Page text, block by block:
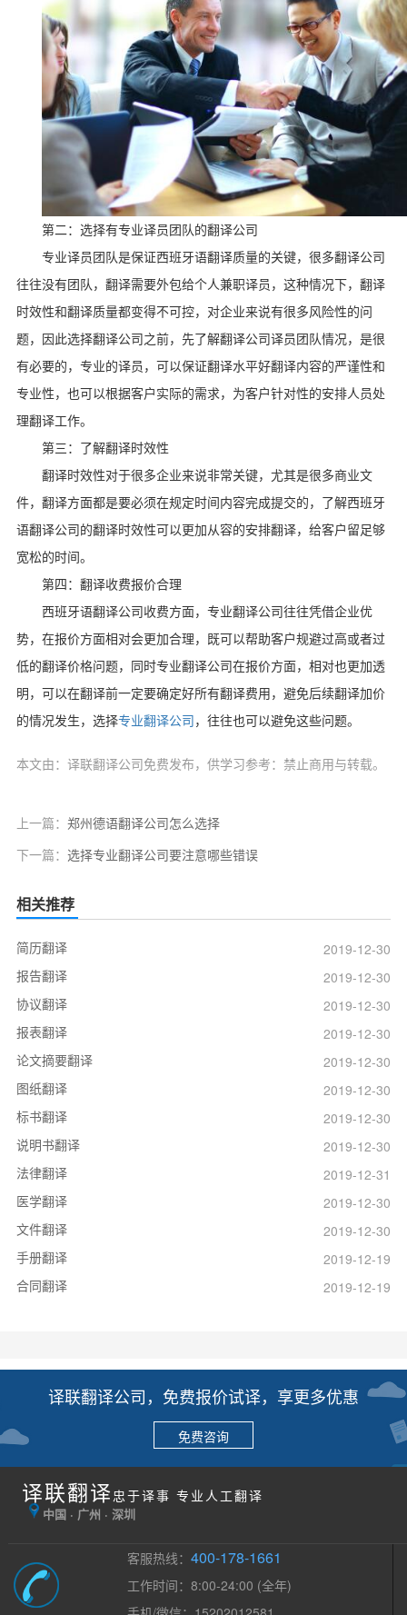
第二：选择有专业译员团队的翻译公司
专业译员团队是保证西班牙语翻译质量的关键，很多翻译公司
往往没有团队，翻译需要外包给个人兼职译员，这种情况下，翻译
时效性和翻译质量都变得不可控，对企业来说有很多风险性的问
题，因此选择翻译公司之前，先了解翻译公司译员团队情况，是很
有必要的，专业的译员，可以保证翻译水平好翻译内容的严谨性和
专业性，也可以根据客户实际的需求，为客户针对性的安排人员处
理翻译工作。
第三：了解翻译时效性
翻译时效性对于很多企业来说非常关键，尤其是很多商业文
件，翻译方面都是要必须在规定时间内容完成提交的，了解西班牙
语翻译公司的翻译时效性可以更加从容的安排翻译，给客户留足够
宽松的时间。
第四：翻译收费报价合理
西班牙语翻译公司收费方面，专业翻译公司往往凭借企业优
势，在报价方面相对会更加合理，既可以帮助客户规避过高或者过
低的翻译价格问题，同时专业翻译公司在报价方面，相对也更加透
明，可以在翻译前一定要确定好所有翻译费用，避免后续翻译加价
的情况发生，选择专业翻译公司 ，往往也可以避免这些问题。
本文由：译联翻译公司免费发布，供学习参考：禁止商用与转载。
上一篇： 郑州德语翻译公司怎么选择
下一篇： 选择专业翻译公司要注意哪些错误
相关推荐
简历翻译
2019-12-30
报告翻译
2019-12-30
协议翻译
2019-12-30
报表翻译
2019-12-30
论文摘要翻译
2019-12-30
图纸翻译
2019-12-30
标书翻译
2019-12-30
说明书翻译
2019-12-30
法律翻译
2019-12-31
医学翻译
2019-12-30
文件翻译
2019-12-30
手册翻译
2019-12-19
合同翻译
2019-12-19
译联翻译公司，免费报价试译，享更多优惠
免费咨询
译联翻译 忠于译事 专业人工翻译
中国 · 广州 · 深圳
客服热线：400-178-1661
工作时间：8:00-24:00 (全年)